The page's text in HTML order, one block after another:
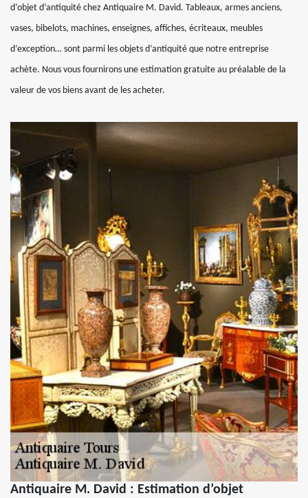
d’objet d’antiquité chez Antiquaire M. David. Tableaux, armes anciens,
vases, bibelots, machines, enseignes, affiches, écriteaux, meubles
d’exception… sont parmi les objets d’antiquité que notre entreprise
achète. Nous vous fournirons une estimation gratuite au préalable de la
valeur de vos biens avant de les acheter.
Antiquaire M. David : Estimation d’objet